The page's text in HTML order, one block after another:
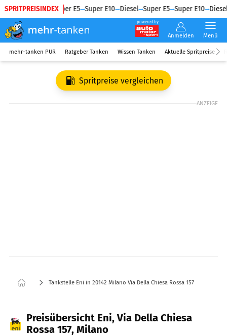
SPRITPREISINDEX
Diesel Super E5 Super E10 Diesel Super E5 Super E10 Diesel
powered by
Anmelden Menü
mehr-tanken PUR Ratgeber Tanken Wissen Tanken Aktuelle Spritpreise
Spritpreise vergleichen
ANZEIGE
Tankstelle Eni in 20142 Milano Via Della Chiesa Rossa 157
Preisübersicht Eni, Via Della Chiesa
Rossa 157, Milano